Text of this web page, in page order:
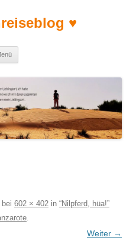
♥
bei 602 × 402 in “Nilpferd, hüa!”
.
Weiter →